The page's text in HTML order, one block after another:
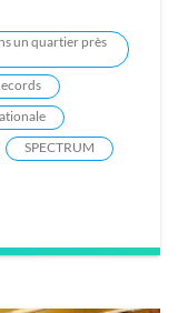
un quartier près
SPECTRUM